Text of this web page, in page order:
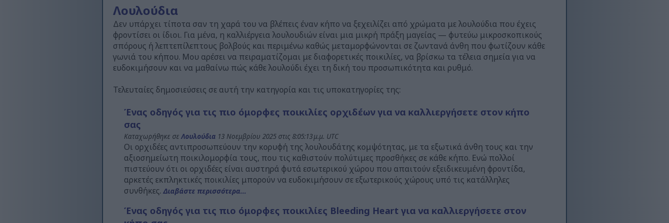
Λουλούδια
Δεν υπάρχει τίποτα σαν τη χαρά του να βλέπεις έναν κήπο να ξεχειλίζει από χρώματα με λουλούδια που έχεις
φροντίσει οι ίδιοι. Για μένα, η καλλιέργεια λουλουδιών είναι μια μικρή πράξη μαγείας — φυτεύω μικροσκοπικούς
σπόρους ή λεπτεπίλεπτους βολβούς και περιμένω καθώς μεταμορφώνονται σε ζωντανά άνθη που φωτίζουν κάθε
γωνιά του κήπου. Μου αρέσει να πειραματίζομαι με διαφορετικές ποικιλίες, να βρίσκω τα τέλεια σημεία για να
ευδοκιμήσουν και να μαθαίνω πώς κάθε λουλούδι έχει τη δική του προσωπικότητα και ρυθμό.
Τελευταίες δημοσιεύσεις σε αυτή την κατηγορία και τις υποκατηγορίες της:
Ένας οδηγός για τις πιο όμορφες ποικιλίες ορχιδέων για να καλλιεργήσετε στον κήπο
σας
Καταχωρήθηκε σεΛουλούδια 13 Νοεμβρίου 2025 στις 8:05:13 μ.μ. UTC
Οι ορχιδέες αντιπροσωπεύουν την κορυφή της λουλουδάτης κομψότητας, με τα εξωτικά άνθη τους και την
αξιοσημείωτη ποικιλομορφία τους, που τις καθιστούν πολύτιμες προσθήκες σε κάθε κήπο. Ενώ πολλοί
πιστεύουν ότι οι ορχιδέες είναι αυστηρά φυτά εσωτερικού χώρου που απαιτούν εξειδικευμένη φροντίδα,
αρκετές εκπληκτικές ποικιλίες μπορούν να ευδοκιμήσουν σε εξωτερικούς χώρους υπό τις κατάλληλες
συνθήκες.Διαβάστε περισσότερα...
Ένας οδηγός για τις πιο όμορφες ποικιλίες Bleeding Heart για να καλλιεργήσετε στον